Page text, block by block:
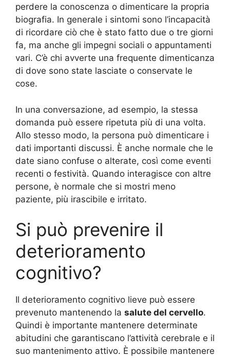
perdere la conoscenza o dimenticare la propria
biografia. In generale i sintomi sono l’incapacità
di ricordare ciò che è stato fatto due o tre giorni
fa, ma anche gli impegni sociali o appuntamenti
vari. C’è chi avverte una frequente dimenticanza
di dove sono state lasciate o conservate le
cose.
In una conversazione, ad esempio, la stessa
domanda può essere ripetuta più di una volta.
Allo stesso modo, la persona può dimenticare i
dati importanti discussi. È anche normale che le
date siano confuse o alterate, così come eventi
recenti o festività. Quando interagisce con altre
persone, è normale che si mostri meno
paziente, più irascibile e irritato.
Si può prevenire il
deterioramento
cognitivo?
Il deterioramento cognitivo lieve può essere
prevenuto mantenendo la salute del cervello.
Quindi è importante mantenere determinate
abitudini che garantiscano l’attività cerebrale e il
suo mantenimento attivo. È possibile mantenere